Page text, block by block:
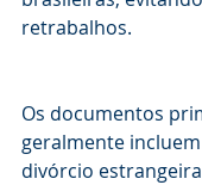
retrabalhos.
Os documentos
geralmente
divórcio